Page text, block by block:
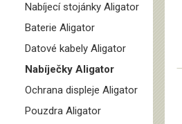
Nabíjecí stojánky Aligator
Baterie Aligator
Datové kabely Aligator
Nabíječky Aligator
Ochrana displeje Aligator
Pouzdra Aligator